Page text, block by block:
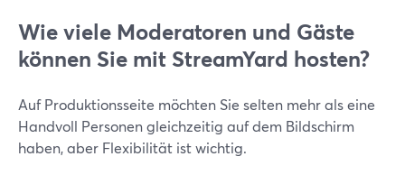
Wie viele Moderatoren und Gäste
können Sie mit StreamYard hosten?
Auf Produktionsseite möchten Sie selten mehr als eine
Handvoll Personen gleichzeitig auf dem Bildschirm
haben, aber Flexibilität ist wichtig.